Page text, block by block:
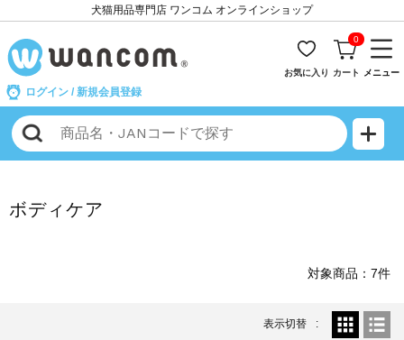
犬猫用品専門店 ワンコム オンラインショップ
ログイン / 新規会員登録
お気に入り
0
カート メニュー
ボディケア
対象商品：7件
表示切替